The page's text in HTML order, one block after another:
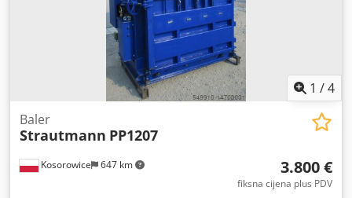
1 /4
Kosorowice 647 km
Baler
Strautmann PP1207
3.800 €
fiksna cijena plus PDV